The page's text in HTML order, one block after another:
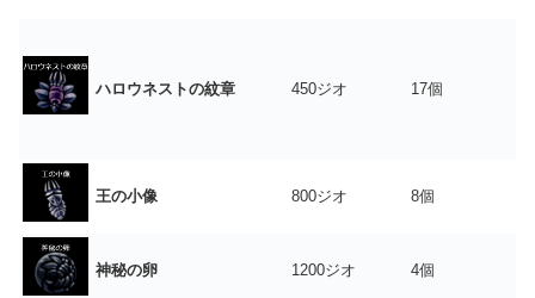
ハロウネストの紋章 450ジオ 17個
王の小像 800ジオ 8個
神秘の卵 1200ジオ 4個